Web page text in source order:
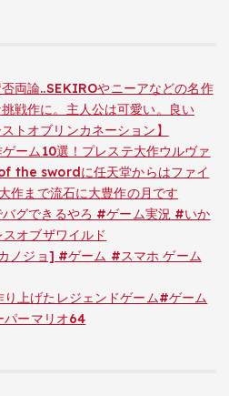
両論..SEKIROやニーアなどの名作
戦作に。主人公は可愛い。良い
トオブリンカネーション】
ーム10選！プレステ大作ウルヴァ
the swordに任天堂からはファイ
作まで流石に大豊作の月です
グできるやろ #ゲーム実況 #いか
オブザワイルド
ノジョ] #ゲーム #スマホ ゲーム
上げたレジェンドゲーム#ゲーム
ーマリオ64